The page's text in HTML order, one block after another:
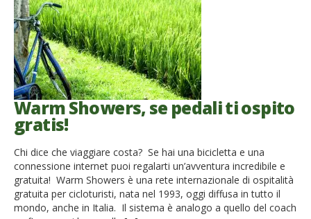
Warm Showers, se pedali ti ospito
gratis!
Chi dice che viaggiare costa? Se hai una bicicletta e una
connessione internet puoi regalarti un’avventura incredibile e
gratuita! Warm Showers è una rete internazionale di ospitalità
gratuita per cicloturisti, nata nel 1993, oggi diffusa in tutto il
mondo, anche in Italia. Il sistema è analogo a quello del coach